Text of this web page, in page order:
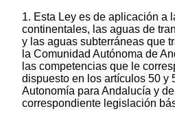
1. Esta Ley es de aplicación a
continentales, las aguas de
y las aguas subterráneas que
la Comunidad Autónoma de
las competencias que le
dispuesto en los artículos 50 y
Autonomía para Andalucía y
correspondiente legislación